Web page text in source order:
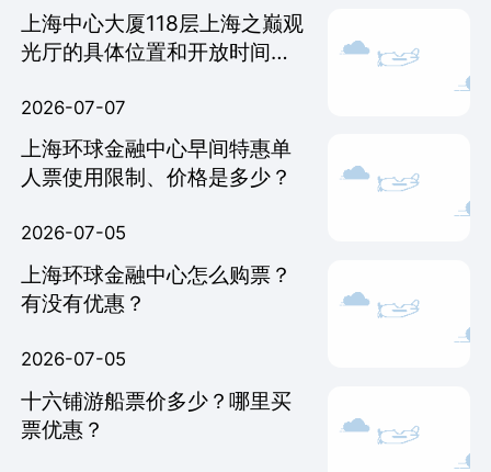
上海中心大厦118层上海之巅观
光厅的具体位置和开放时间是
2026-07-07
上海环球金融中心早间特惠单
人票使用限制、价格是多少？
2026-07-05
上海环球金融中心怎么购票？
有没有优惠？
2026-07-05
十六铺游船票价多少？哪里买
票优惠？